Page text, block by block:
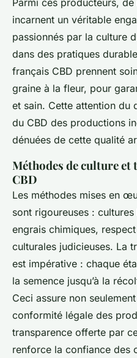
Parmi ces producteurs,
incarnent un véritable
passionnés par la culture
dans des pratiques
français CBD prennent
graine à la fleur, pour
et sain. Cette attention du
du CBD des productions
dénuées de cette qualité
Méthodes de culture
CBD
Les méthodes mises en
sont rigoureuses :
engrais chimiques,
culturales judicieuses. La
est impérative : chaque
la semence jusqu’à la
Ceci assure non
conformité légale des
transparence offerte par
renforce la confiance des